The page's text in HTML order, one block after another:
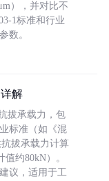
），并对比不
1标准和行业
数。
解
拔承载力，包
标准（如《混
拔承载力计算
约80kN）。
议，适用于工